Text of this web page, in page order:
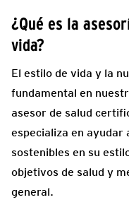
¿Qué es la
vida?
El estilo de vida y la
fundamental en
asesor de salud
especializa en ayudar
sostenibles en su
objetivos de salud y
general.